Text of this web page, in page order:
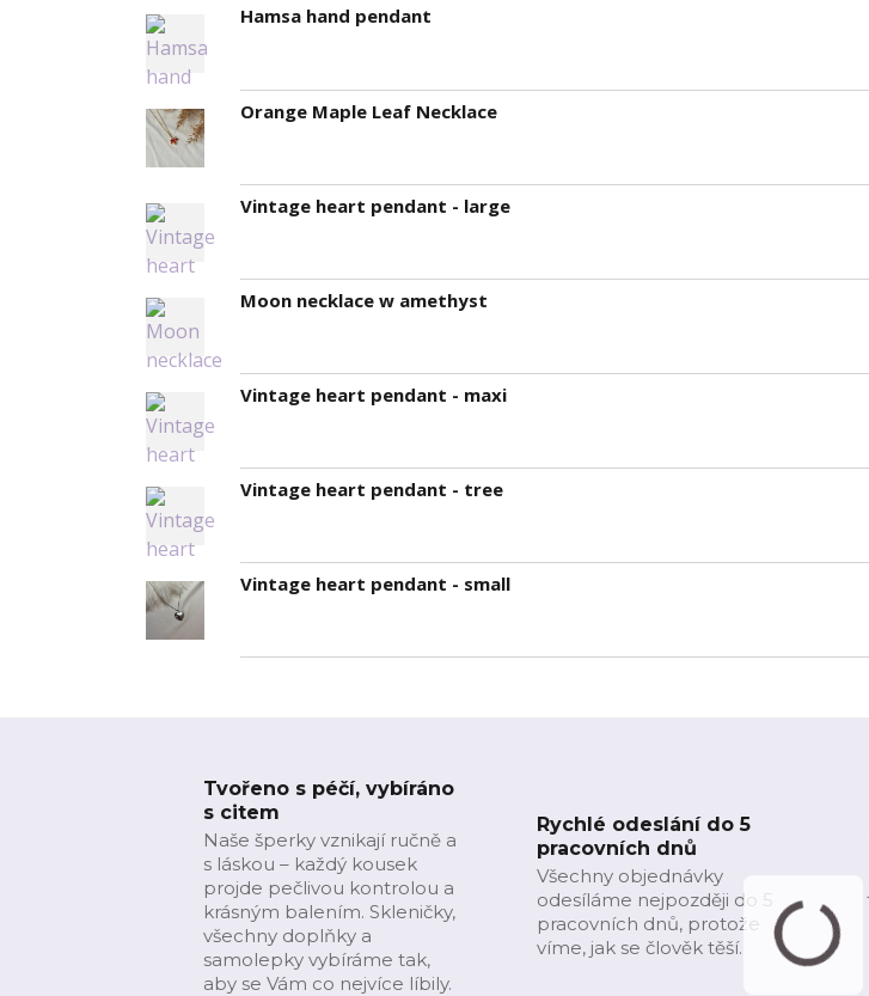
Hamsa hand pendant
Orange Maple Leaf Necklace
Vintage heart pendant - large
Moon necklace w amethyst
Vintage heart pendant - maxi
Vintage heart pendant - tree
Vintage heart pendant - small
Tvořeno s péčí, vybíráno
s citem
Naše šperky vznikají ručně a
s láskou – každý kousek
projde pečlivou kontrolou a
krásným balením. Skleničky,
všechny doplňky a
samolepky vybíráme tak,
aby se Vám co nejvíce líbily.
Rychlé odeslání do 5
pracovních dnů
Všechny objednávky
odesíláme nejpozději do 5
pracovních dnů, protože
víme, jak se člověk těší.